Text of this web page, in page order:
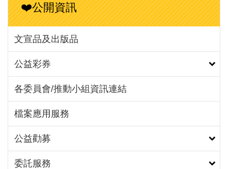
❤️公開資訊
文宣品及出版品
公益彩券
各委員會/推動小組資訊連結
檔案應用服務
公益勸募
委託服務